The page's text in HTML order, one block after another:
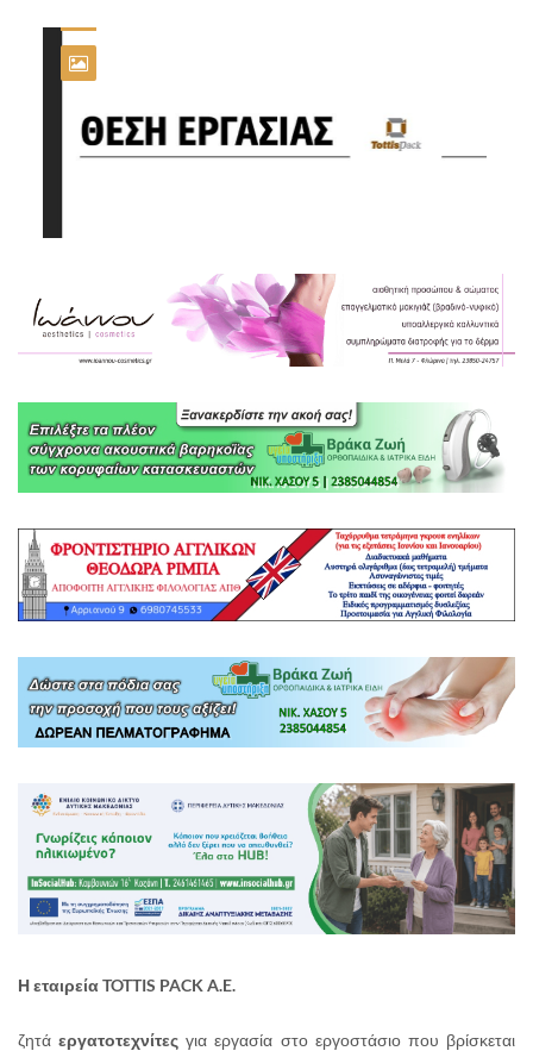
Η εταιρεία TOTTIS PACK A.E.
ζητάεργατοτεχνίτες για εργασία στο εργοστάσιο που βρίσκεται